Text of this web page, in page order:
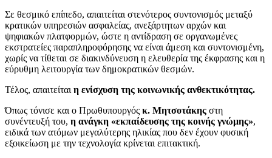
Σε θεσμικό επίπεδο, απαιτείται στενότερος συντονισμός μεταξύ
κρατικών υπηρεσιών ασφαλείας, ανεξάρτητων αρχών και
ψηφιακών πλατφορμών, ώστε η αντίδραση σε οργανωμένες
εκστρατείες παραπληροφόρησης να είναι άμεση και συντονισμένη,
χωρίς να τίθεται σε διακινδύνευση η ελευθερία της έκφρασης και η
εύρυθμη λειτουργία των δημοκρατικών θεσμών.
Τέλος, απαιτείταιη ενίσχυση της κοινωνικής ανθεκτικότητας.
Όπως τόνισε και ο Πρωθυπουργός κ. Μητσοτάκης στη
συνέντευξή του, η ανάγκη «εκπαίδευσης της κοινής γνώμης»,
ειδικά των ατόμων μεγαλύτερης ηλικίας που δεν έχουν φυσική
εξοικείωση με την τεχνολογία κρίνεται επιτακτική.